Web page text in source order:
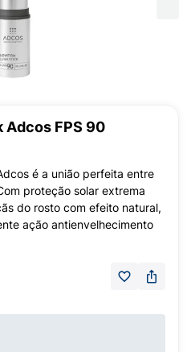
Adcos FPS 90
é a união perfeita entre
proteção solar extrema
do rosto com efeito natural,
ação antienvelhecimento